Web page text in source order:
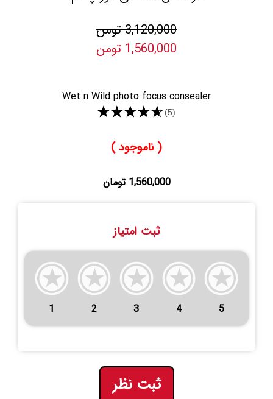
3,120,000 تومن
1,560,000 تومن
Wet n Wild photo focus consealer
★★★★★(5)
( ناموجود )
1,560,000 تومان
ثبت امتیاز
1 2 3 4 5
ثبت نظر